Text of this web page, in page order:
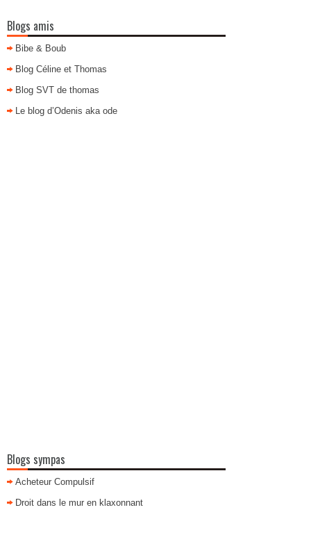
Blogs amis
Bibe & Boub
Blog Céline et Thomas
Blog SVT de thomas
Le blog d’Odenis aka ode
Blogs sympas
Acheteur Compulsif
Droit dans le mur en klaxonnant